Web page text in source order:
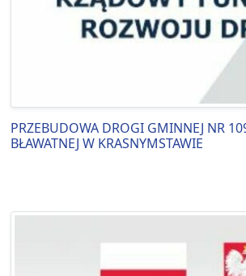
PRZEBUDOWA DROGI GMINNEJ NR
BŁAWATNEJ W KRASNYMSTAWIE